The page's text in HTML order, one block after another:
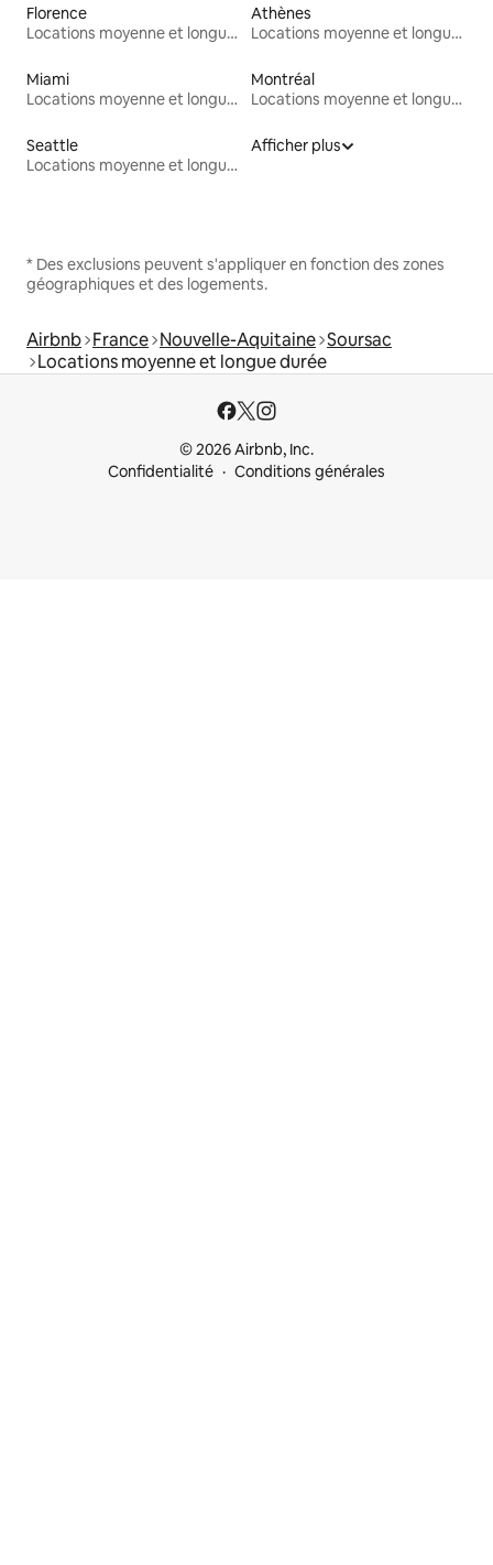
Florence
Locations moyenne et longue durée
Athènes
Locations moyenne et longue durée
Miami
Locations moyenne et longue durée
Montréal
Locations moyenne et longue durée
Seattle
Locations moyenne et longue durée
Afficher plus
* Des exclusions peuvent s'appliquer en fonction des zones
géographiques et des logements.
Airbnb France Nouvelle-Aquitaine Soursac
Locations moyenne et longue durée
© 2026 Airbnb, Inc.
Confidentialité
Conditions générales